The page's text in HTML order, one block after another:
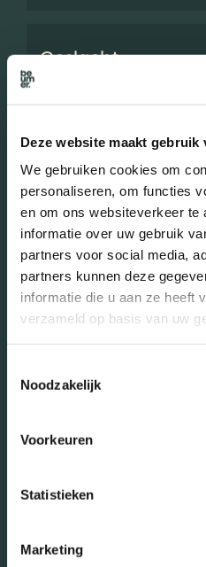
Deze website maakt gebruik
We gebruiken cookies om
personaliseren, om functies
en om ons websiteverkeer te
informatie over uw gebruik
partners voor social media,
partners kunnen deze
informatie die u aan ze heeft
verzameld op basis van uw
Noodzakelijk
Voorkeuren
Statistieken
Marketing
Geslacht
Gezinnen met
Aantal inwoners: